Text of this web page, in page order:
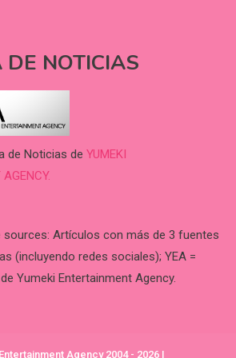
DE NOTICIAS
de Noticias de YUMEKI
Artículos con más de 3 fuentes
(incluyendo redes sociales); YEA =
Yumeki Entertainment Agency.
Agency 2004 - 2026 |